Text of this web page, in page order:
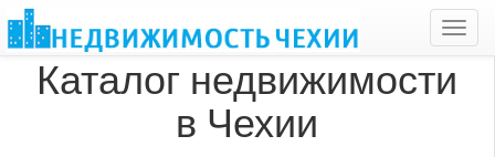
Каталог недвижимости
в Чехии